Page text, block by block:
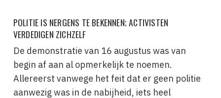
POLITIE IS NERGENS TE BEKENNEN; ACTIVISTEN
VERDEDIGEN ZICHZELF
De demonstratie van 16 augustus was van
begin af aan al opmerkelijk te noemen.
Allereerst vanwege het feit dat er geen politie
aanwezig was in de nabijheid, iets heel